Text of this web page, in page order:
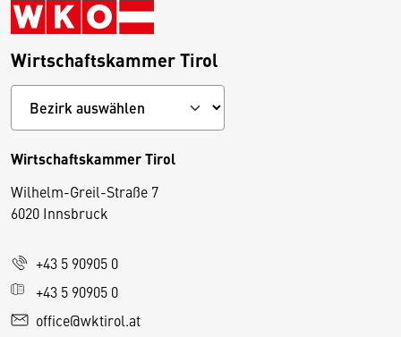
Wirtschaftskammer Tirol
Wirtschaftskammer Tirol
Wilhelm-Greil-Straße 7
6020 Innsbruck
+43 5 90905 0
+43 5 90905 0
office@wktirol.at
D
i
s
e
S